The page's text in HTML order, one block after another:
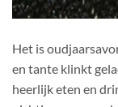
Het is
en tante klinkt
heerlijk eten en